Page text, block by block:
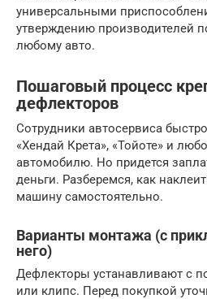
универсальными
утверждению производителей
любому авто.
Пошаговый процесс
дефлекторов
Сотрудники автосервиса
«Хендай Крета», «Тойоте» и
автомобилю. Но придется
деньги. Разберемся, как
машину самостоятельно.
Варианты монтажа (с
него)
Дефлекторы устанавливают с
или клипс. Перед покупкой